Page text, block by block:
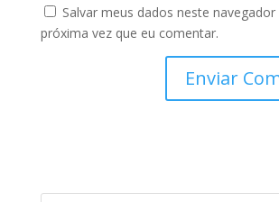
Salvar meus dados neste navegador
próxima vez que eu comentar.